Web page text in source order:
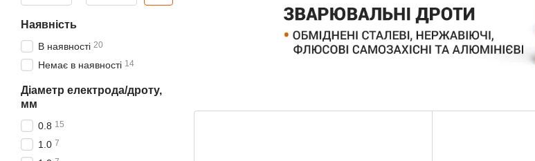
Наявність
В наявності 20
Немає в наявності 14
Діаметр електрода/дроту,
мм
0.8 15
1.0 7